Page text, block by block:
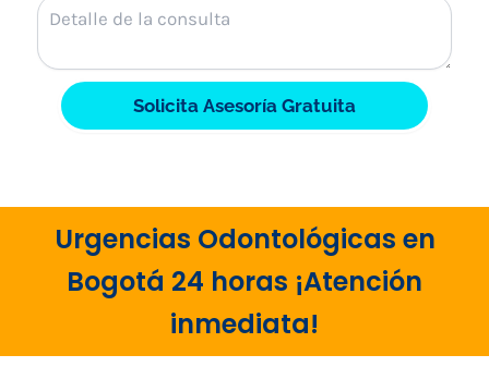
Solicita Asesoría Gratuita
Urgencias Odontológicas en
Bogotá 24 horas ¡Atención
inmediata!